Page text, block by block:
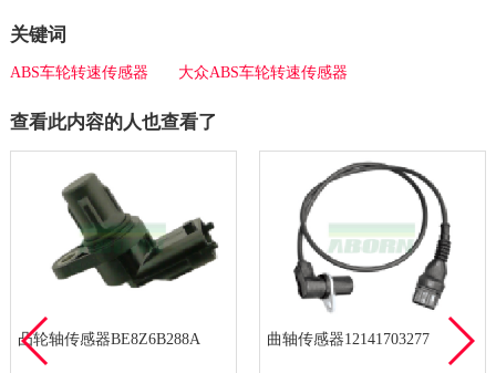
关键词
ABS车轮转速传感器 大众ABS车轮转速传感器
查看此内容的人也查看了
凸轮轴传感器BE8Z6B288A 曲轴传感器12141703277